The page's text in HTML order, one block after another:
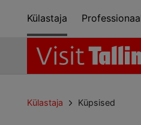
Külastaja
Külastaja Küpsised